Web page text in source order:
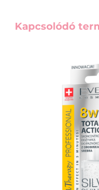
Kapcsolódó